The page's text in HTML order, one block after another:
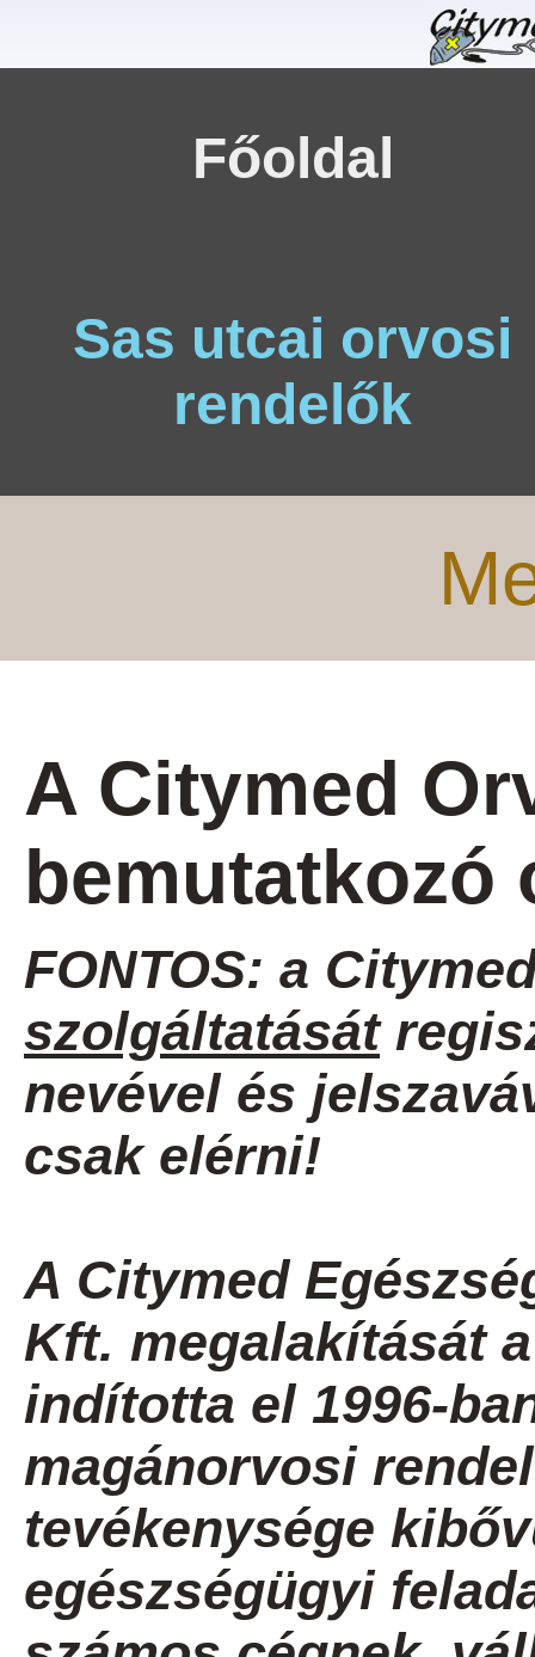
Főoldal
Sas utcai orvosi
rendelők
A Citymed
bemutatkozó
FONTOS: a
szolgáltatását
nevével és
csak elérni!
A Citymed
Kft. megalakítását
indította el 1996-
magánorvosi
tevékenysége
egészségügyi